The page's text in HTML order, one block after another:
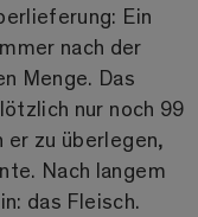
Ein
nach der
Menge. Das
nur noch 99
zu überlegen,
Nach langem
das Fleisch.